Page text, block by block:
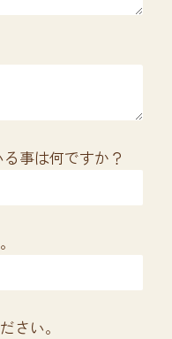
事は何ですか？
さい。